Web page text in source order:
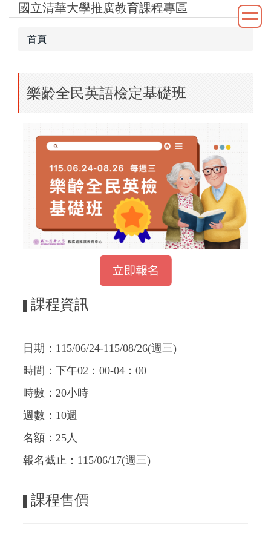
國立清華大學推廣教育課程專區
首頁
樂齡全民英語檢定基礎班
課程資訊
日期：115/06/24-115/08/26(週三)
時間：下午02：00-04：00
時數：20小時
週數：10週
名額：25人
報名截止：115/06/17(週三)
課程售價